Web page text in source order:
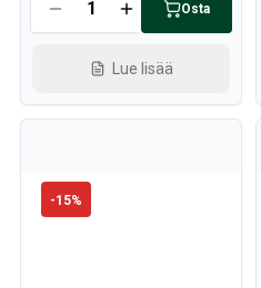
Polttoaine & Pakoputkisto
Jäähdytysjärjestelmä
Kaasun säätö
Tarvikkeet & Muut
Osta
Lue lisää
-15%